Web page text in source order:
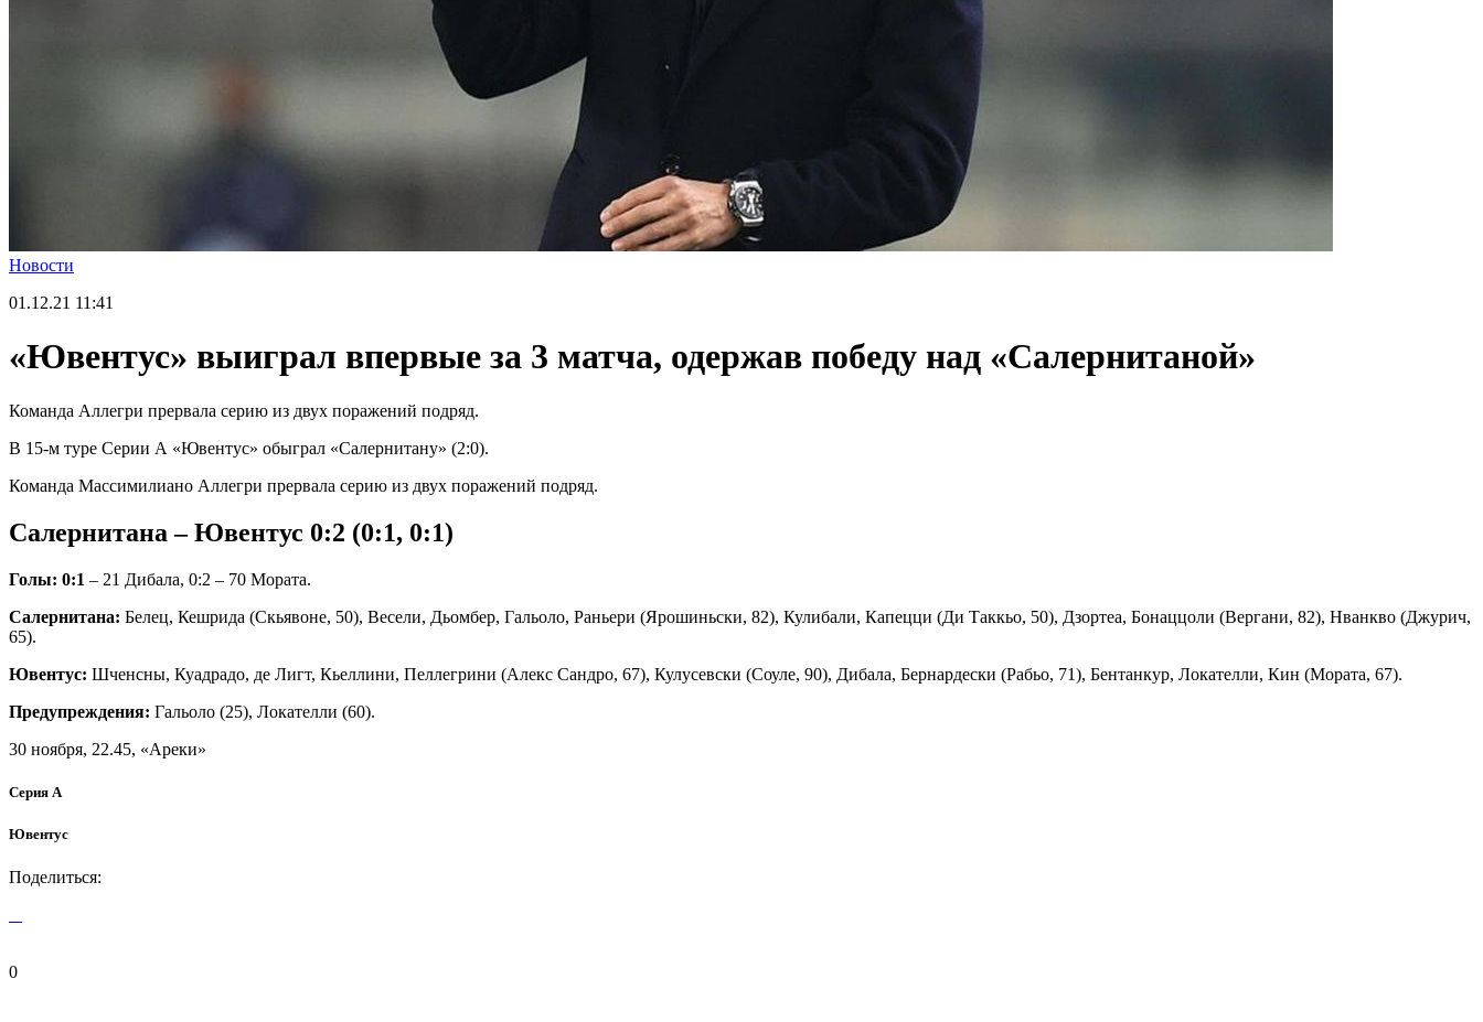
Новости
01.12.21 11:41
«Ювентус» выиграл впервые за 3 матча, одержав победу над «Салернитаной»
Команда Аллегри прервала серию из двух поражений подряд.
В 15-м туре Серии А «Ювентус» обыграл «Салернитану» (2:0).
Команда Массимилиано Аллегри прервала серию из двух поражений подряд.
Салернитана – Ювентус 0:2 (0:1, 0:1)
Голы: 0:1 – 21 Дибала, 0:2 – 70 Мората.
Салернитана: Белец, Кешрида (Скьявоне, 50), Весели, Дьомбер, Гальоло, Раньери (Ярошиньски, 82), Кулибали, Капецци (Ди Таккьо, 50), Дзортеа, Бонаццоли (Вергани, 82), Нванкво (Джурич,
65).
Ювентус: Шченсны, Куадрадо, де Лигт, Кьеллини, Пеллегрини (Алекс Сандро, 67), Кулусевски (Соуле, 90), Дибала, Бернардески (Рабьо, 71), Бентанкур, Локателли, Кин (Мората, 67).
Предупреждения: Гальоло (25), Локателли (60).
30 ноября, 22.45, «Ареки»
Серия А
Ювентус
Поделиться:
0